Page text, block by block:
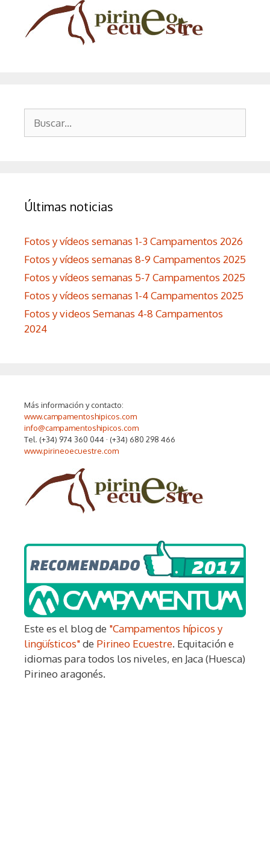
Últimas noticias
Fotos y vídeos semanas 1-3 Campamentos 2026
Fotos y vídeos semanas 8-9 Campamentos 2025
Fotos y vídeos semanas 5-7 Campamentos 2025
Fotos y vídeos semanas 1-4 Campamentos 2025
Fotos y videos Semanas 4-8 Campamentos
2024
Más información y contacto:
www.campamentoshipicos.com
info@campamentoshipicos.com
Tel. (+34) 974 360 044 · (+34) 680 298 466
www.pirineoecuestre.com
Este es el blog de "Campamentos hípicos y
lingüísticos"de Pirineo Ecuestre. Equitación e
idiomas para todos los niveles, en Jaca (Huesca)
Pirineo aragonés.